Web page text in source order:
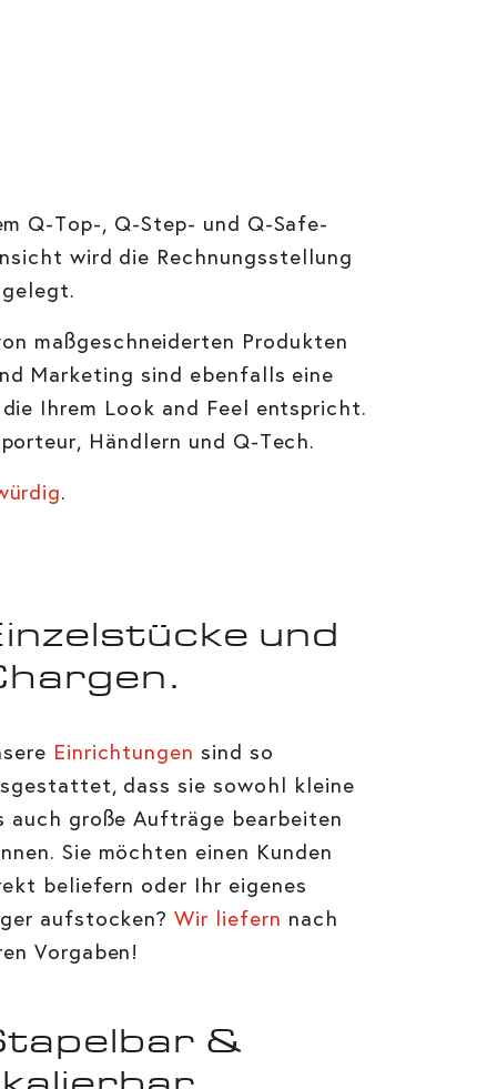
Q-Top-, Q-Step- und Q-Safe-
wird die Rechnungsstellung
maßgeschneiderten Produkten
Marketing sind ebenfalls eine
Ihrem Look and Feel entspricht.
Händlern und Q-Tech.
.
und
Einrichtungensind so
dass sie sowohl kleine
auch große Aufträge bearbeiten
Sie möchten einen Kunden
beliefern oder Ihr eigenes
aufstocken?Wir liefern nach
Vorgaben!
&